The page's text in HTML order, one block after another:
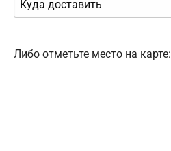
Либо отметьте место на карте: